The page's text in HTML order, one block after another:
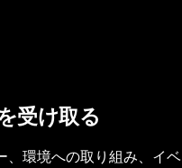
受け取る
、環境への取り組み、イベ